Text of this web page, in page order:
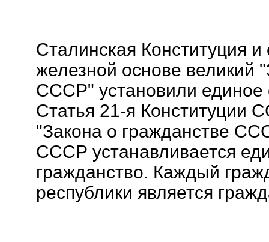
Сталинская Конституция
железной основе великий
СССР" установили единое
Статья 21-я Конституции
"Закона о гражданстве
СССР устанавливается
гражданство. Каждый
республики является